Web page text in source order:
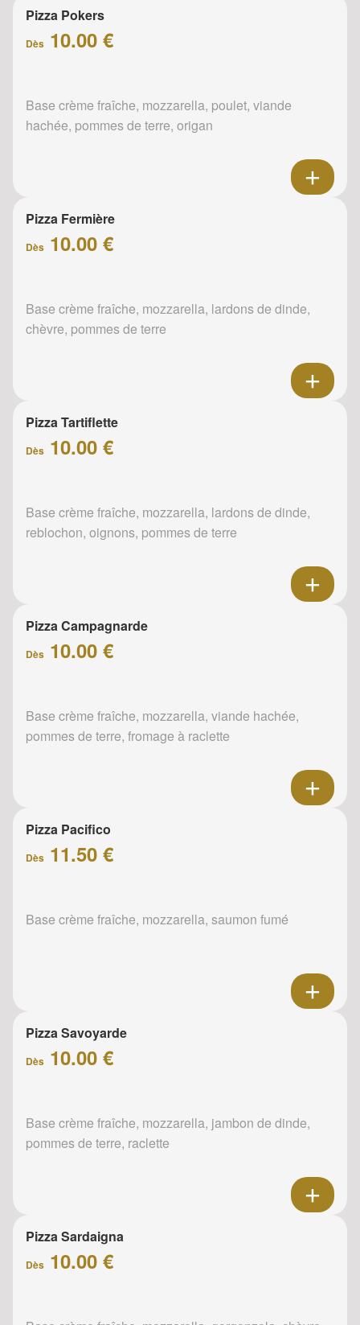
Pizza Pokers
Dès 10.00 €
Base crème fraîche, mozzarella, poulet, viande
hachée, pommes de terre, origan
Pizza Fermière
Dès 10.00 €
Base crème fraîche, mozzarella, lardons de dinde,
chèvre, pommes de terre
Pizza Tartiflette
Dès 10.00 €
Base crème fraîche, mozzarella, lardons de dinde,
reblochon, oignons, pommes de terre
Pizza Campagnarde
Dès 10.00 €
Base crème fraîche, mozzarella, viande hachée,
pommes de terre, fromage à raclette
Pizza Pacifico
Dès 11.50 €
Base crème fraîche, mozzarella, saumon fumé
Pizza Savoyarde
Dès 10.00 €
Base crème fraîche, mozzarella, jambon de dinde,
pommes de terre, raclette
Pizza Sardaigna
Dès 10.00 €